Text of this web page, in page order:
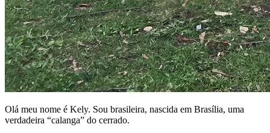
Olá meu nome é Kely. Sou brasileira, nascida em Brasília, uma
verdadeira “calanga” do cerrado.